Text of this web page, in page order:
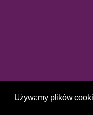
Używamy plików